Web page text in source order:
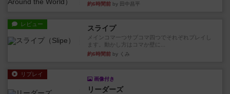
約6時間前 by 田中昌平
レビュー スライプ
メインコマ一つサブコマ四つでそれぞれプレイし
ます。動かし方はコマか壁に...
約6時間前 by くみ
リプレイ
画像付き
リーダーズ